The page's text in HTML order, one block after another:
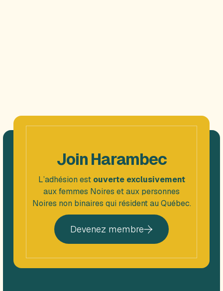
Join Harambec
L’adhésion est ouverte exclusivement
aux femmes Noires et aux personnes
Noires non binaires qui résident au Québec.
Devenez membre